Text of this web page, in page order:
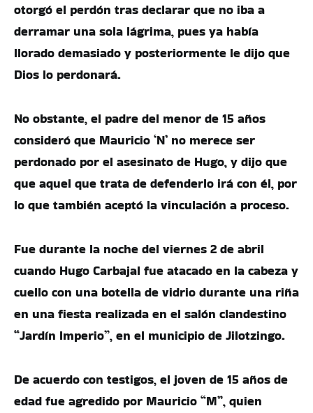
otorgó el perdón tras declarar que no iba a
derramar una sola lágrima, pues ya había
llorado demasiado y posteriormente le dijo que
Dios lo perdonará.
No obstante, el padre del menor de 15 años
consideró que Mauricio ‘N’ no merece ser
perdonado por el asesinato de Hugo, y dijo que
que aquel que trata de defenderlo irá con él, por
lo que también aceptó la vinculación a proceso.
Fue durante la noche del viernes 2 de abril
cuando Hugo Carbajal fue atacado en la cabeza y
cuello con una botella de vidrio durante una riña
en una fiesta realizada en el salón clandestino
“Jardín Imperio”, en el municipio de Jilotzingo.
De acuerdo con testigos, el joven de 15 años de
edad fue agredido por Mauricio “M”, quien